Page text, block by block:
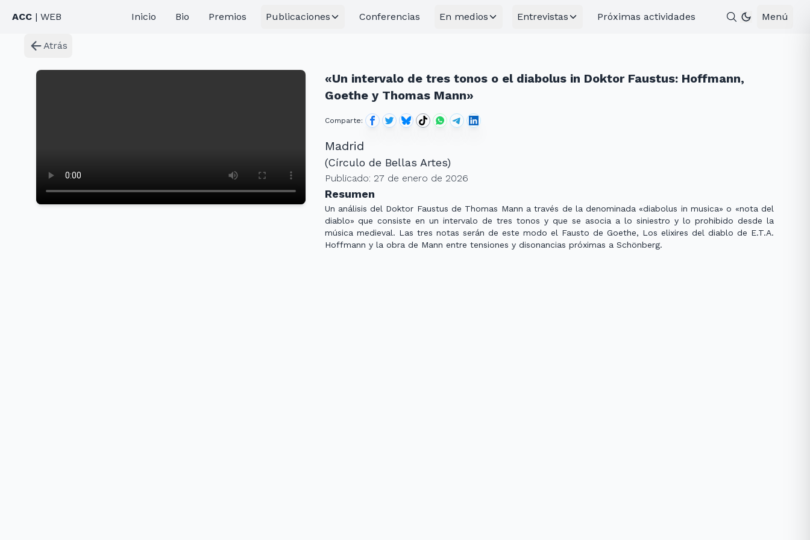
ACC | WEB Inicio Bio Premios Publicaciones Conferencias En medios Entrevistas Próximas actividades Menú
Atrás
«Un intervalo de tres tonos o el diabolus in Doktor Faustus: Hoffmann,
Goethe y Thomas Mann»
Comparte:
Madrid
(Círculo de Bellas Artes)
Publicado: 27 de enero de 2026
Resumen
Un análisis del Doktor Faustus de Thomas Mann a través de la denominada «diabolus in musica» o «nota del
diablo» que consiste en un intervalo de tres tonos y que se asocia a lo siniestro y lo prohibido desde la
música medieval. Las tres notas serán de este modo el Fausto de Goethe, Los elixires del diablo de E.T.A.
Hoffmann y la obra de Mann entre tensiones y disonancias próximas a Schönberg.